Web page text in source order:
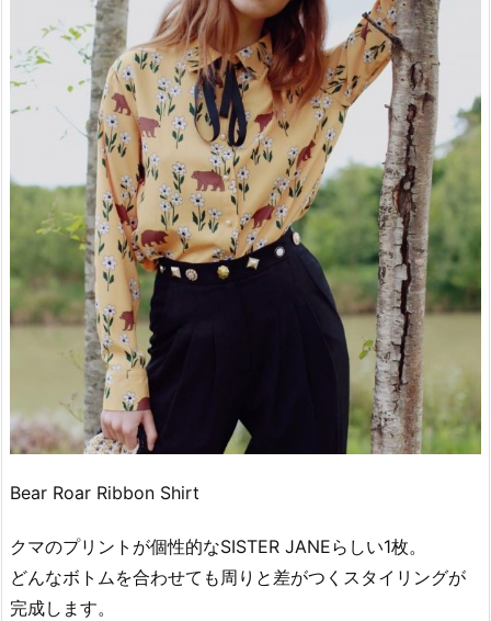
Bear Roar Ribbon Shirt
クマのプリントが個性的なSISTER JANEらしい1枚。
どんなボトムを合わせても周りと差がつくスタイリングが
完成します。